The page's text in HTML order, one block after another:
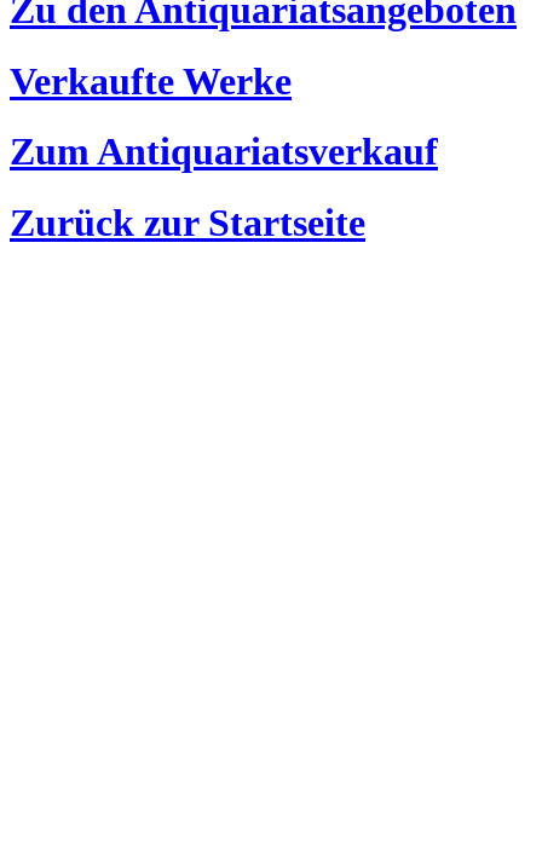
Zu den Antiquariatsangeboten
Verkaufte Werke
Zum Antiquariatsverkauf
Zurück zur Startseite